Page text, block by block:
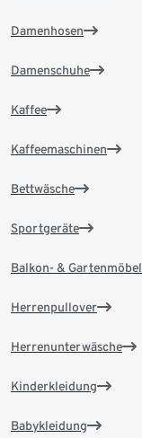
Damenhosen
Damenschuhe
Kaffee
Kaffeemaschinen
Bettwäsche
Sportgeräte
Balkon- & Gartenmöbel
Herrenpullover
Herrenunterwäsche
Kinderkleidung
Babykleidung